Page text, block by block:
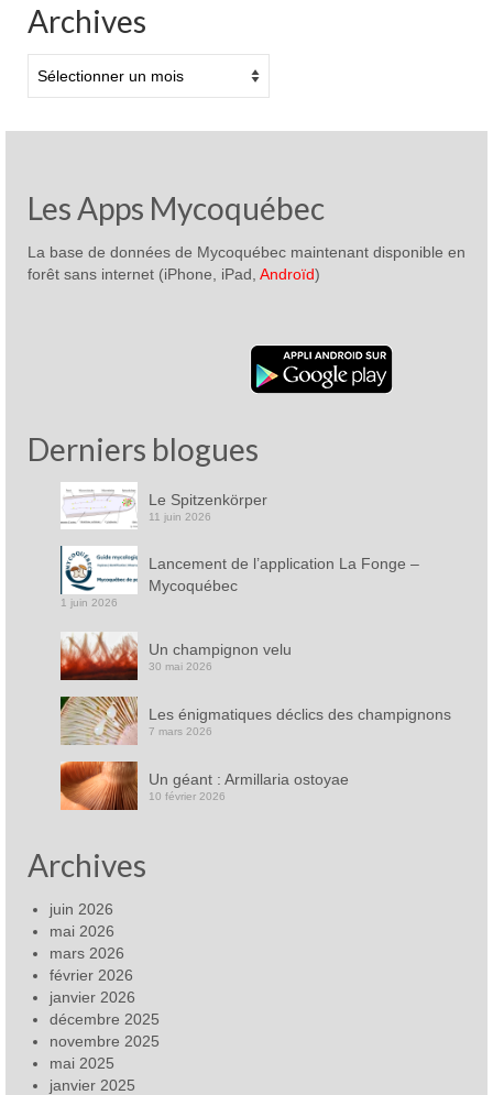
Archives
Les Apps Mycoquébec
La base de données de Mycoquébec maintenant disponible en
forêt sans internet (iPhone, iPad, Androïd)
Derniers blogues
Le Spitzenkörper
11 juin 2026
Lancement de l’application La Fonge –
Mycoquébec
1 juin 2026
Un champignon velu
30 mai 2026
Les énigmatiques déclics des champignons
7 mars 2026
Un géant : Armillaria ostoyae
10 février 2026
Archives
juin 2026
mai 2026
mars 2026
février 2026
janvier 2026
décembre 2025
novembre 2025
mai 2025
janvier 2025